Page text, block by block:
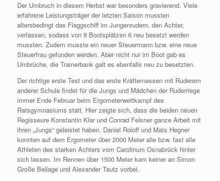
Der Umbruch in diesem Herbst war besonders gravierend. Viele
erfahrene Leistungsträger der letzten Saison mussten
altersbedingt das Flaggschiff im Jungenrudern, den Achter,
verlassen, sodass von 8 Bootsplätzen 6 neu besetzt werden
mussten. Zudem musste ein neuer Steuermann bzw. eine neue
Steuerfrau gefunden werden. Aber nicht nur im Boot gab es
Umbrüche, die Trainerbank galt es ebenfalls neu zu besetzten.
Der richtige erste Test und das erste Kräftemessen mit Ruderern
anderer Schule findet für die Jungs und Mädchen der Ruderriege
immer Ende Februar beim Ergometerwettkampf des
Ratsgymnasiums statt. Hier zeigte sich, dass die beiden neuen
Regisseure Konstantin Klar und Conrad Felsner ganze Arbeit mit
ihren „Jungs“ geleistet haben. Daniel Roloff und Mats Hegner
konnten auf dem Ergometer über 2000 Meter alle bzw. fast alle
Athleten des starken Achters vom Carolinum Osnabrück hinter
sich lassen. Im Rennen über 1500 Meter kam keiner an Simon
Große Beilage und Alexander Tautz vorbei.